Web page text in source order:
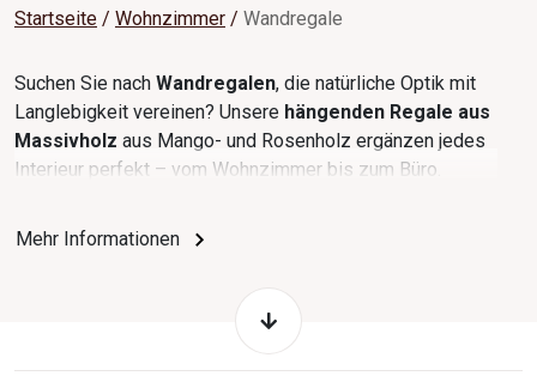
Startseite Wohnzimmer Wandregale
Suchen Sie nach Wandregalen, die natürliche Optik mit
Langlebigkeit vereinen? Unsere hängenden Regale aus
Massivholz aus Mango- und Rosenholz ergänzen jedes
Interieur perfekt – vom Wohnzimmer bis zum Büro.
Ihren Raum.
Mehr Informationen